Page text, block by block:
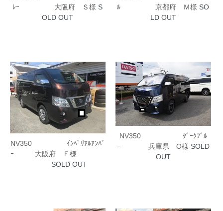
ﾚｰ 大阪府 Ｓ様 S
OLD OUT
ﾙ 京都府 Ｍ様 SO
LD OUT
NV350 ｲﾝﾍﾟﾘｱﾙｱﾝﾊﾞ
ｰ 大阪府 Ｆ様
SOLD OUT
NV350 ﾀﾞｰｸﾌﾞﾙ
ｰ 兵庫県 O様 SOLD
OUT